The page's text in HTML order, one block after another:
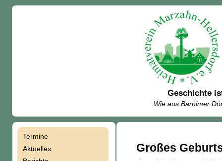
Geschichte
Wie aus Barnimer
Großes
Termine
Aktuelles